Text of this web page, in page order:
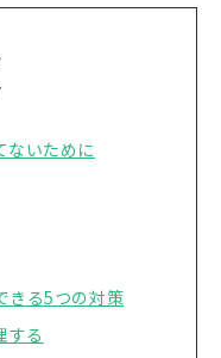
ないために
きる5つの対策
する